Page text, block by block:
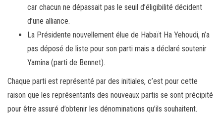
car chacun ne dépassait pas le seuil d’éligibilité décident
d’une alliance.
La Présidente nouvellement élue de Habaït Ha Yehoudi, n’a
pas déposé de liste pour son parti mais a déclaré soutenir
Yamina (parti de Bennet).
Chaque parti est représenté par des initiales, c’est pour cette
raison que les représentants des nouveaux partis se sont précipité
pour être assuré d’obtenir les dénominations qu’ils souhaitent.